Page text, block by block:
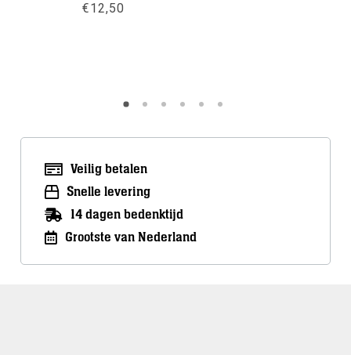
€12,50
Veilig betalen
Snelle levering
14 dagen bedenktijd
Grootste van Nederland